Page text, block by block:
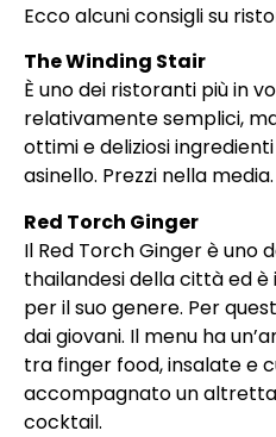
Ecco alcuni consigli su
The Winding Stair
È uno dei ristoranti più in
relativamente semplici,
ottimi e deliziosi
asinello. Prezzi nella media.
Red Torch Ginger
Il Red Torch Ginger è uno
thailandesi della città ed
per il suo genere. Per
dai giovani. Il menu ha
tra finger food, insalate e
accompagnato un
cocktail.